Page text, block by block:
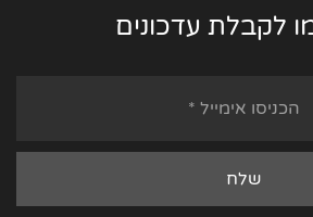
לקבלת עדכונים